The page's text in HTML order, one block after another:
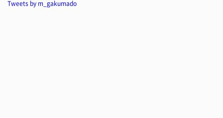
Tweets by m_gakumado